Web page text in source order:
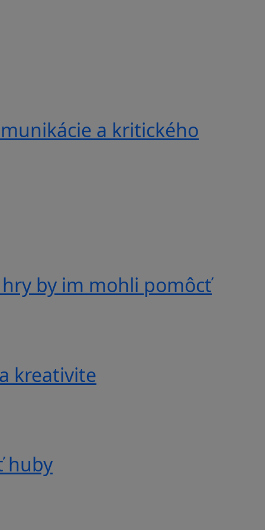
a kritického
by im mohli pomôcť
kreativite
huby